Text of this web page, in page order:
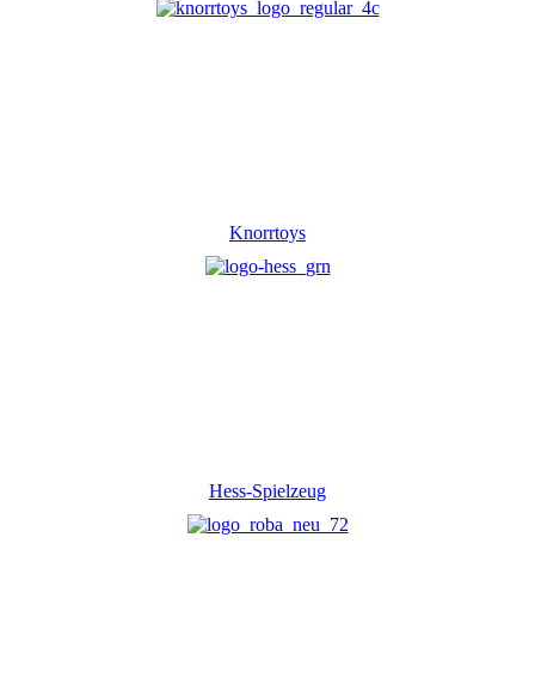
Knorrtoys
Hess-Spielzeug